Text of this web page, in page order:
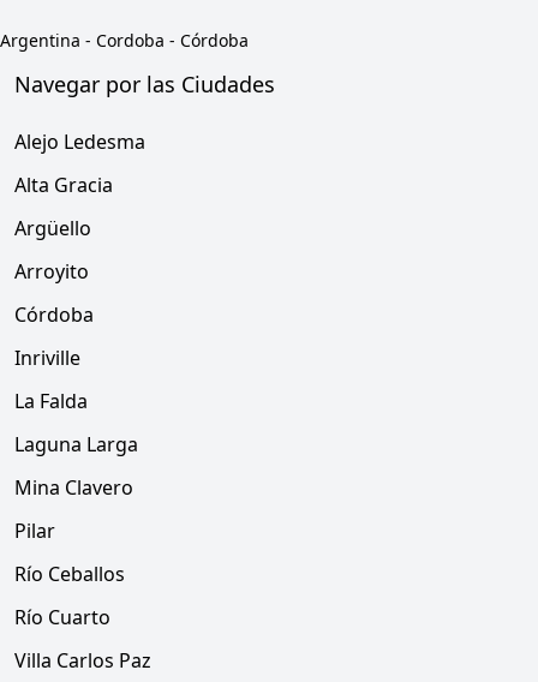
Argentina - Cordoba - Córdoba
Navegar por las Ciudades
Alejo Ledesma
Alta Gracia
Argüello
Arroyito
Córdoba
Inriville
La Falda
Laguna Larga
Mina Clavero
Pilar
Río Ceballos
Río Cuarto
Villa Carlos Paz